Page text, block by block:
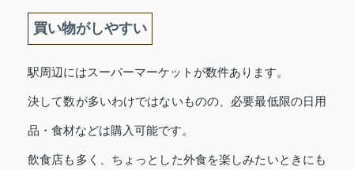
買い物がしやすい
駅周辺にはスーパーマーケットが数件あります。
決して数が多いわけではないものの、必要最低限の日用
品・食材などは購入可能です。
飲食店も多く、ちょっとした外食を楽しみたいときにも